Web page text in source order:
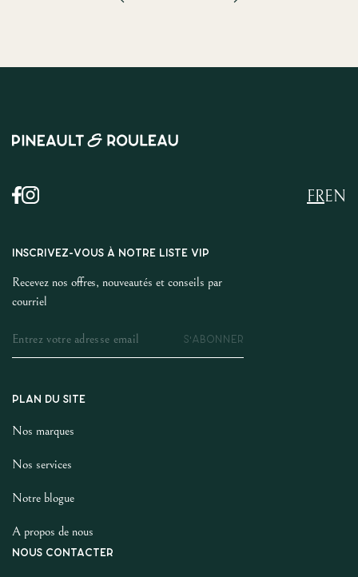
EN
FR
INSCRIVEZ-VOUS À NOTRE LISTE VIP
Recevez nos offres, nouveautés et conseils par
courriel
S'ABONNER
PLAN DU SITE
Nos marques
Nos services
Notre blogue
A propos de nous
NOUS CONTACTER